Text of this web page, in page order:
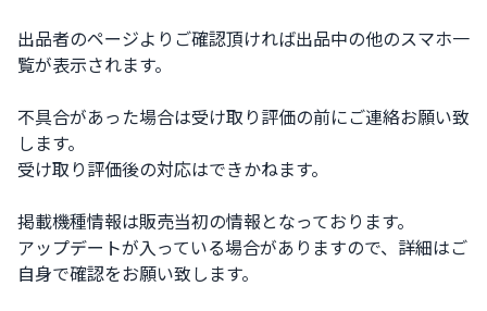
出品者のページよりご確認頂ければ出品中の他のスマホ一
覧が表示されます。
不具合があった場合は受け取り評価の前にご連絡お願い致
します。
受け取り評価後の対応はできかねます。
掲載機種情報は販売当初の情報となっております。
アップデートが入っている場合がありますので、詳細はご
自身で確認をお願い致します。